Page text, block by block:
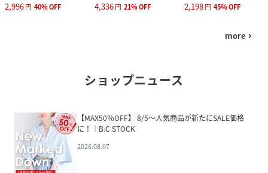
2,996円 40%OFF 4,336円 21%OFF 2,198円 45%OFF
more navigate_next
ショップニュース
【MAX50％OFF】 8/5～人気商品が新たにSALE価格
に！｜B.C STOCK
2026.08.07